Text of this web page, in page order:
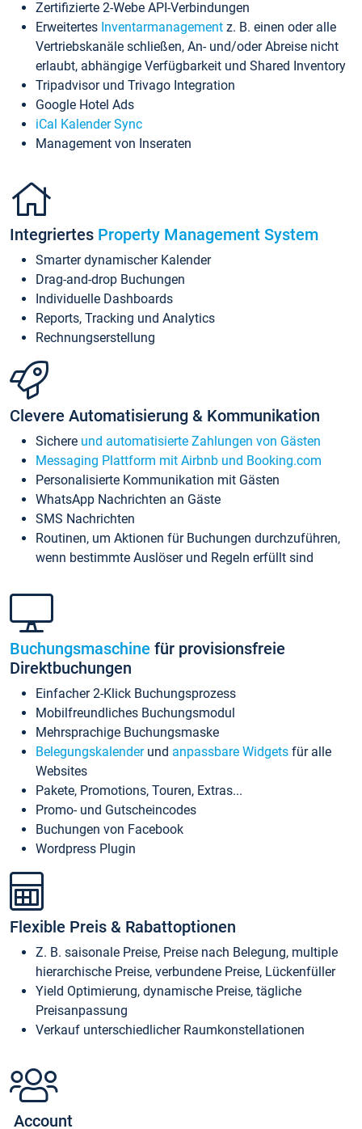
Zertifizierte 2-Webe API-Verbindungen
Erweitertes Inventarmanagement z. B. einen oder alle
Vertriebskanäle schließen, An- und/oder Abreise nicht
erlaubt, abhängige Verfügbarkeit und Shared Inventory
Tripadvisor und Trivago Integration
Google Hotel Ads
iCal Kalender Sync
Management von Inseraten
Integriertes Property Management System
Smarter dynamischer Kalender
Drag-and-drop Buchungen
Individuelle Dashboards
Reports, Tracking und Analytics
Rechnungserstellung
Clevere Automatisierung & Kommunikation
Sichere und automatisierte Zahlungen von Gästen
Messaging Plattform mit Airbnb und Booking.com
Personalisierte Kommunikation mit Gästen
WhatsApp Nachrichten an Gäste
SMS Nachrichten
Routinen, um Aktionen für Buchungen durchzuführen,
wenn bestimmte Auslöser und Regeln erfüllt sind
Buchungsmaschine für provisionsfreie
Direktbuchungen
Einfacher 2-Klick Buchungsprozess
Mobilfreundliches Buchungsmodul
Mehrsprachige Buchungsmaske
Belegungskalenderund anpassbare Widgets für alle
Websites
Pakete, Promotions, Touren, Extras...
Promo- und Gutscheincodes
Buchungen von Facebook
Wordpress Plugin
Flexible Preis & Rabattoptionen
Z. B. saisonale Preise, Preise nach Belegung, multiple
hierarchische Preise, verbundene Preise, Lückenfüller
Yield Optimierung, dynamische Preise, tägliche
Preisanpassung
Verkauf unterschiedlicher Raumkonstellationen
Account